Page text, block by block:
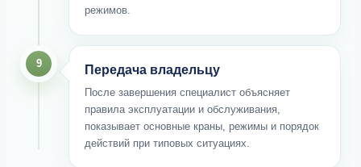
режимов.
9 Передача владельцу
После завершения специалист объясняет
правила эксплуатации и обслуживания,
показывает основные краны, режимы и порядок
действий при типовых ситуациях.